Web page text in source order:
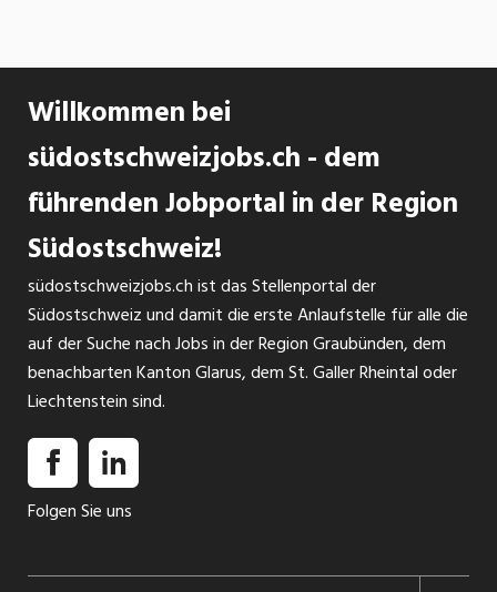
Willkommen bei
südostschweizjobs.ch - dem
führenden Jobportal in der Region
Südostschweiz!
südostschweizjobs.ch ist das Stellenportal der
Südostschweiz und damit die erste Anlaufstelle für alle die
auf der Suche nach Jobs in der Region Graubünden, dem
benachbarten Kanton Glarus, dem St. Galler Rheintal oder
Liechtenstein sind.
Folgen Sie uns